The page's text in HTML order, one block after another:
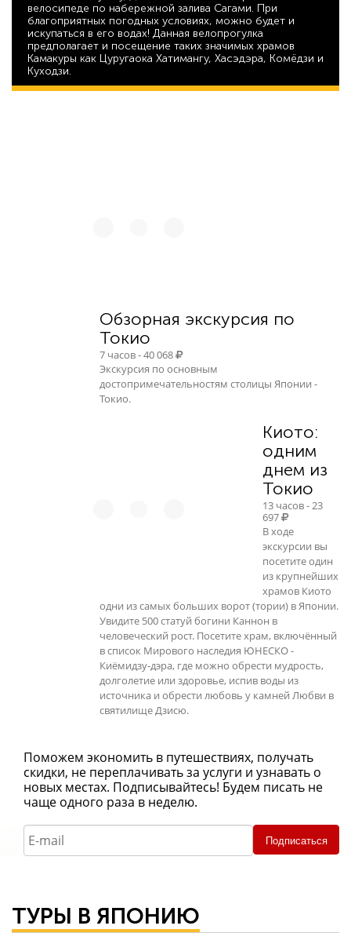
велосипеде по набережной залива Сагами. При
благоприятных погодных условиях, можно будет и
искупаться в его водах! Данная велопрогулка
предполагает и посещение таких значимых храмов
Камакуры как Цуругаока Хатимангу, Хасэдэра, Комёдзи и
Куходзи.
Обзорная экскурсия по
Токио
7 часов - 40 068
Экскурсия по основным
достопримечательностям столицы Японии -
Токио.
Киото:
одним
днем из
Токио
13 часов - 23
697
В ходе
экскурсии вы
посетите один
из крупнейших
храмов Киото
одни из самых больших ворот (тории) в Японии.
Увидите 500 статуй богини Каннон в
человеческий рост. Посетите храм, включённый
в список Мирового наследия ЮНЕСКО -
Киёмидзу-дэра, где можно обрести мудрость,
долголетие или здоровье, испив воды из
источника и обрести любовь у камней Любви в
святилище Дзисю.
Поможем экономить в путешествиях, получать
скидки, не переплачивать за услуги и узнавать о
новых местах. Подписывайтесь! Будем писать не
чаще одного раза в неделю.
Подписаться
ТУРЫ В ЯПОНИЮ